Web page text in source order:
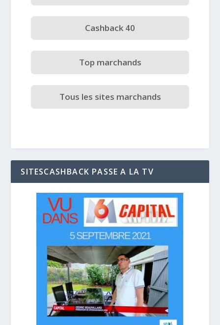
Cashback 40
Top marchands
Tous les sites marchands
SITESCASHBACK PASSE A LA TV